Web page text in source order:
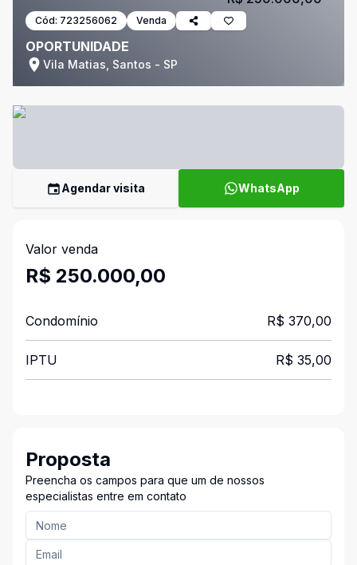
Cód: 723256062 Venda
OPORTUNIDADE
Vila Matias, Santos - SP
Agendar visita WhatsApp
Valor venda
R$ 250.000,00
Condomínio R$ 370,00
IPTU R$ 35,00
Proposta
Preencha os campos para que um de nossos
especialistas entre em contato